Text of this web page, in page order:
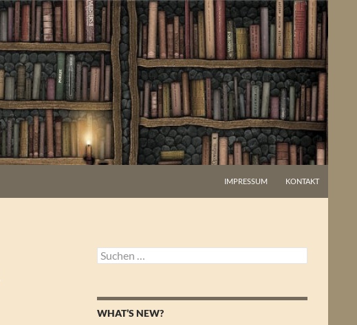
IMPRESSUM KONTAKT
Suchen
nach:
WHAT’S NEW?